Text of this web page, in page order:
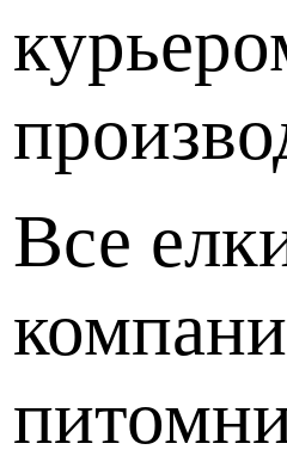
Все